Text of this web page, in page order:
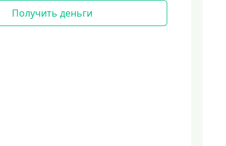
Получить деньги